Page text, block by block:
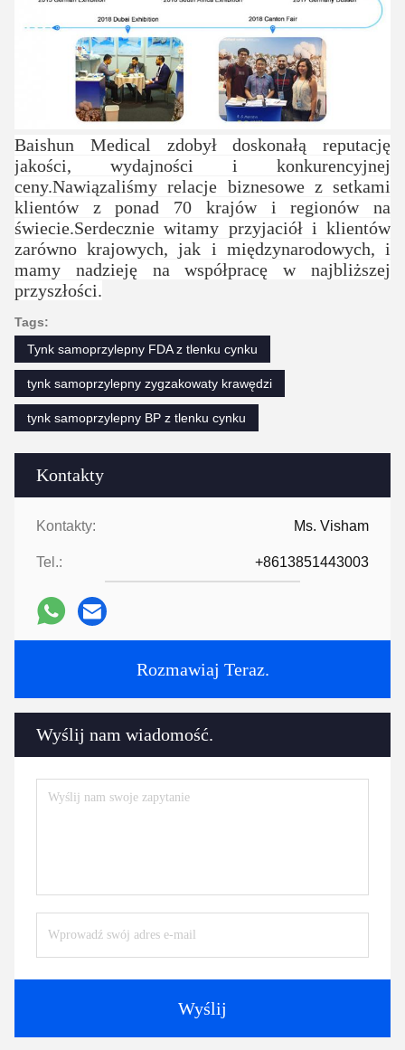
Kontakty
Kontakty: Ms. Visham
Tel.: +8613851443003
Rozmawiaj Teraz.
Wyślij nam wiadomość.
Wyślij
Baishun Medical zdobył doskonałą reputację
jakości, wydajności i konkurencyjnej
ceny.Nawiązaliśmy relacje biznesowe z setkami
klientów z ponad 70 krajów i regionów na
świecie.Serdecznie witamy przyjaciół i klientów
zarówno krajowych, jak i międzynarodowych, i
mamy nadzieję na współpracę w najbliższej
przyszłości.
Tags:
Tynk samoprzylepny FDA z tlenku cynku
tynk samoprzylepny zygzakowaty krawędzi
tynk samoprzylepny BP z tlenku cynku